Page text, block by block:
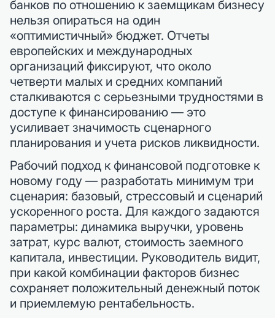
банков по отношению к заемщикам бизнесу
нельзя опираться на один
«оптимистичный» бюджет. Отчеты
европейских и международных
организаций фиксируют, что около
четверти малых и средних компаний
сталкиваются с серьезными трудностями в
доступе к финансированию — это
усиливает значимость сценарного
планирования и учета рисков ликвидности.
Рабочий подход к финансовой подготовке к
новому году — разработать минимум три
сценария: базовый, стрессовый и сценарий
ускоренного роста. Для каждого задаются
параметры: динамика выручки, уровень
затрат, курс валют, стоимость заемного
капитала, инвестиции. Руководитель видит,
при какой комбинации факторов бизнес
сохраняет положительный денежный поток
и приемлемую рентабельность.